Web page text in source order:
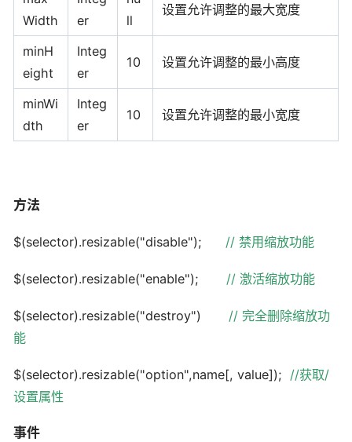
Width
er
ll
设置允许调整的最大宽度
minH
eight
Integ
er
10 设置允许调整的最小高度
minWi
dth
Integ
er
10 设置允许调整的最小宽度
方法
$(selector).resizable("disable"); // 禁用缩放功能
$(selector).resizable("enable"); // 激活缩放功能
$(selector).resizable("destroy") // 完全删除缩放功
能
$(selector).resizable("option",name[, value]); //获取/
设置属性
事件